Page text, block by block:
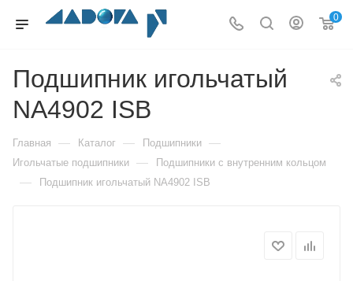
0
Подшипник игольчатый
NA4902 ISB
Главная — Каталог — Подшипники —
Игольчатые подшипники — Подшипники с внутренним кольцом
— Подшипник игольчатый NA4902 ISB